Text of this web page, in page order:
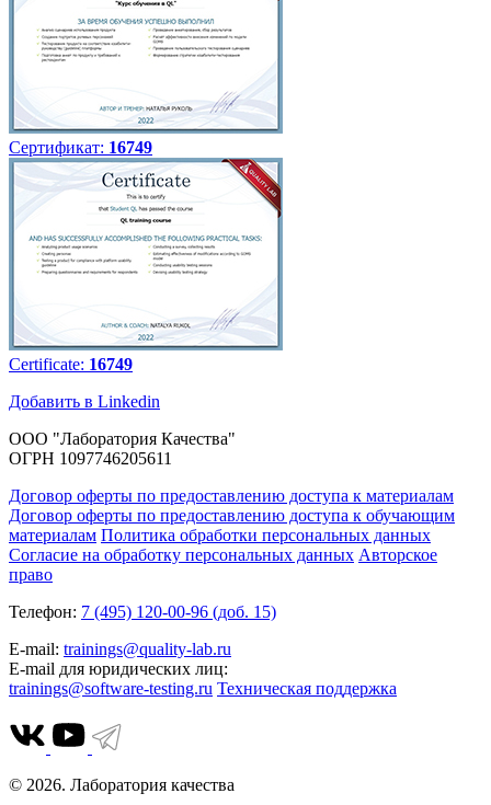
Сертификат: 16749
Certificate: 16749
Добавить в Linkedin
ООО "Лаборатория Качества"
ОГРН 1097746205611
Договор оферты по предоставлению доступа к материалам
Договор оферты по предоставлению доступа к обучающим
материалам Политика обработки персональных данных
Согласие на обработку персональных данных Авторское
право
Телефон: 7 (495) 120-00-96 (доб. 15)
E-mail: trainings@quality-lab.ru
E-mail для юридических лиц:
trainings@software-testing.ru Техническая поддержка
© 2026. Лаборатория качества